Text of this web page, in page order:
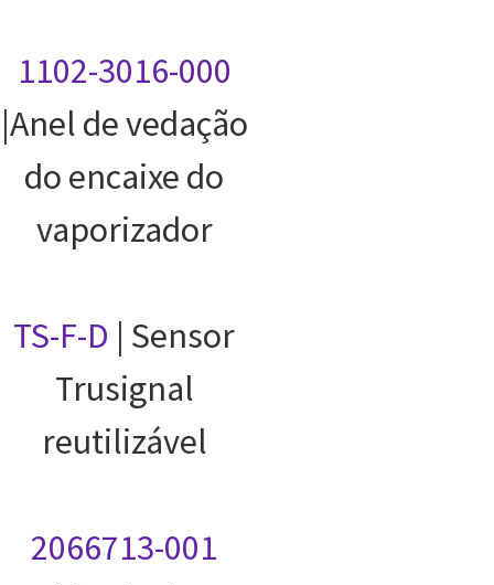
1102-3016-000
|Anel de vedação
do encaixe do
vaporizador
TS-F-D | Sensor
Trusignal
reutilizável
2066713-001